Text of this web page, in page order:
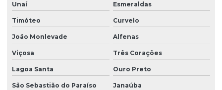
Motoredutor para churrasqueira rolete
Motoredutor para escova
Motoredutor industrial
Motoredutor para mistura de fluídos
Unaí Esmeraldas
Timóteo Curvelo
João Monlevade Alfenas
Viçosa Três Corações
Lagoa Santa Ouro Preto
São Sebastião do Paraíso Janaúba